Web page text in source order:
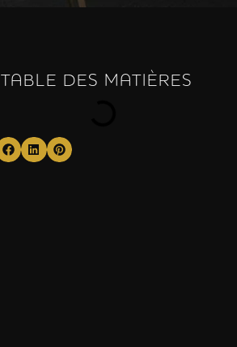
TABLE DES MATIÈRES